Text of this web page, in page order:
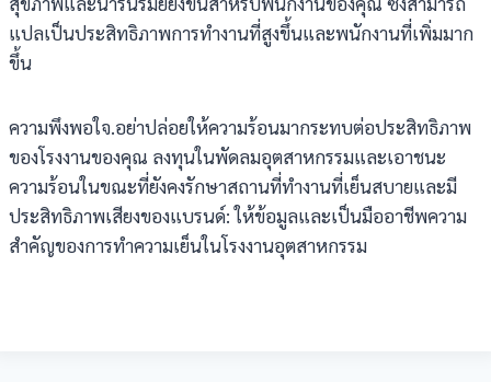
แปลเป็นประสิทธิภาพการทำงานที่สูงขึ้นและพนักงานที่เพิ่มมาก
ขึ้น
ความพึงพอใจ.อย่าปล่อยให้ความร้อนมากระทบต่อประสิทธิภาพ
ของโรงงานของคุณ ลงทุนในพัดลมอุตสาหกรรมและเอาชนะ
ความร้อนในขณะที่ยังคงรักษาสถานที่ทำงานที่เย็นสบายและมี
ประสิทธิภาพเสียงของแบรนด์: ให้ข้อมูลและเป็นมืออาชีพความ
สำคัญของการทำความเย็นในโรงงานอุตสาหกรรม